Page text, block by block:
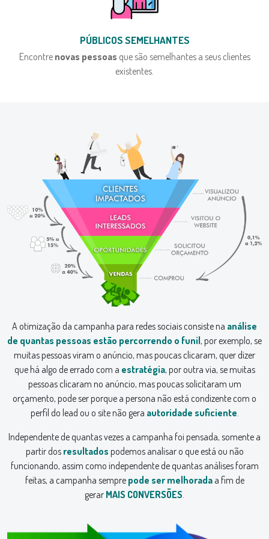
PÚBLICOS SEMELHANTES
Encontre novas pessoas que são semelhantes a seus clientes
existentes.
A otimização da campanha para redes sociais consiste na análise
de quantas pessoas estão percorrendo o funil, por exemplo, se
muitas pessoas viram o anúncio, mas poucas clicaram, quer dizer
que há algo de errado com a estratégia, por outra via, se muitas
pessoas clicaram no anúncio, mas poucas solicitaram um
orçamento, pode ser porque a persona não está condizente com o
perfil do lead ou o site não gera autoridade suficiente.
Independente de quantas vezes a campanha foi pensada, somente a
partir dos resultados podemos analisar o que está ou não
funcionando, assim como independente de quantas análises foram
feitas, a campanha sempre pode ser melhoradaa fim de
gerar MAIS CONVERSÕES.